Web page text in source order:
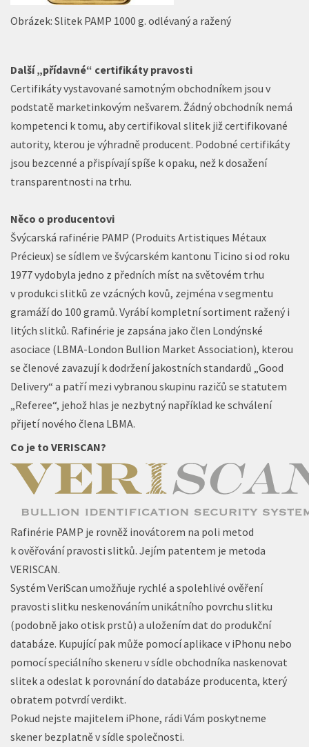
Obrázek: Slitek PAMP 1000 g. odlévaný a ražený
Další „přídavné“ certifikáty pravosti
Certifikáty vystavované samotným obchodníkem jsou v
podstatě marketinkovým nešvarem. Žádný obchodník nemá
kompetenci k tomu, aby certifikoval slitek již certifikované
autority, kterou je výhradně producent. Podobné certifikáty
jsou bezcenné a přispívají spíše k opaku, než k dosažení
transparentnosti na trhu.
Něco o producentovi
Švýcarská rafinérie PAMP (Produits Artistiques Métaux
Précieux) se sídlem ve švýcarském kantonu Ticino si od roku
1977 vydobyla jedno z předních míst na světovém trhu
v produkci slitků ze vzácných kovů, zejména v segmentu
gramáží do 100 gramů. Vyrábí kompletní sortiment ražený i
litých slitků. Rafinérie je zapsána jako člen Londýnské
asociace (LBMA-London Bullion Market Association), kterou
se členové zavazují k dodržení jakostních standardů „Good
Delivery“ a patří mezi vybranou skupinu razičů se statutem
„Referee“, jehož hlas je nezbytný například ke schválení
přijetí nového člena LBMA.
Co je to VERISCAN?
Rafinérie PAMP je rovněž inovátorem na poli metod
k ověřování pravosti slitků. Jejím patentem je metoda
VERISCAN.
Systém VeriScan umožňuje rychlé a spolehlivé ověření
pravosti slitku neskenováním unikátního povrchu slitku
(podobně jako otisk prstů) a uložením dat do produkční
databáze. Kupující pak může pomocí aplikace v iPhonu nebo
pomocí speciálního skeneru v sídle obchodníka naskenovat
slitek a odeslat k porovnání do databáze producenta, který
obratem potvrdí verdikt.
Pokud nejste majitelem iPhone, rádi Vám poskytneme
skener bezplatně v sídle společnosti.